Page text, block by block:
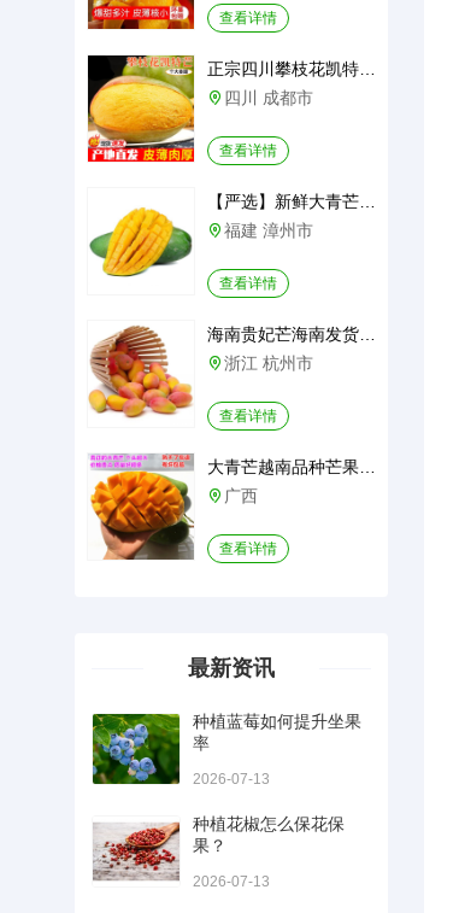
查看详情
 四川 成都市
查看详情
 福建 漳州市
查看详情
 浙江 杭州市
查看详情
 广西
查看详情
最新资讯
种植蓝莓如何提升坐果
率
2026-07-13
种植花椒怎么保花保
果？
2026-07-13